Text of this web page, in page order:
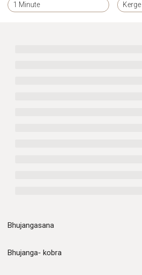
1 Minute Kerge
Bhujangasana
Bhujanga- kobra